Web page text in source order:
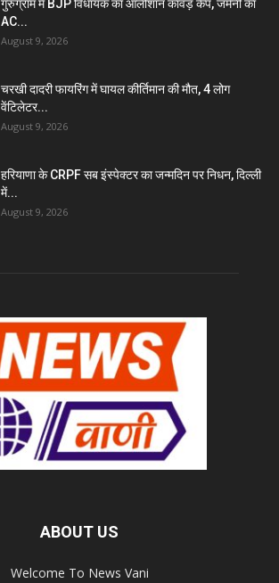
गुरुग्राम में BJP विधायक का आलीशान कांवड़ कैंप, जर्मनी का
AC...
August 9, 2026
चरखी दादरी फायरिंग में घायल कीर्तिमान की मौत, 4 लोग
वेंटिलेटर...
August 9, 2026
हरियाणा के CRPF सब इंस्पेक्टर का जन्मदिन पर निधन, दिल्ली
में...
August 9, 2026
ABOUT US
Welcome To News Vani